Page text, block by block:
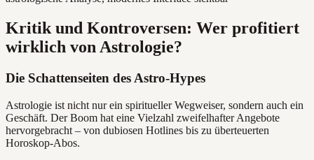
Kritik und Kontroversen: Wer profitiert
wirklich von Astrologie?
Die Schattenseiten des Astro-Hypes
Astrologie ist nicht nur ein spiritueller Wegweiser, sondern auch ein
Geschäft. Der Boom hat eine Vielzahl zweifelhafter Angebote
hervorgebracht – von dubiosen Hotlines bis zu überteuerten
Horoskop-Abos.